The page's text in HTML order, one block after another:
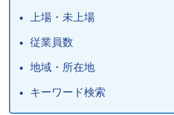
上場・未上場
従業員数
地域・所在地
キーワード検索